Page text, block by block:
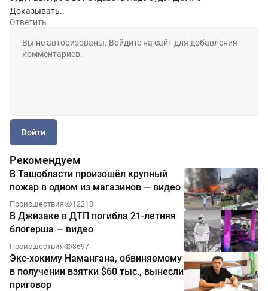
Доказывать..
Ответить
Войти
Рекомендуем
В Ташобласти произошёл крупный
пожар в одном из магазинов — видео
Происшествия 12218
В Джизаке в ДТП погибла 21-летняя
блогерша — видео
Происшествия 8697
Экс-хокиму Намангана, обвиняемому
в получении взятки $60 тыс., вынесли
приговор